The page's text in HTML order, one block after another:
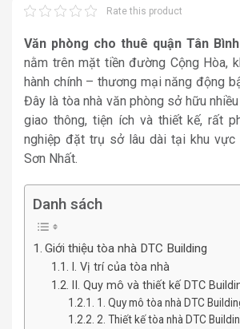
Rate this product
Văn phòng cho thuê quận Tân Bình
nằm trên mặt tiền đường Cộng Hòa,
hành chính – thương mại năng động
Đây là tòa nhà văn phòng sở hữu
giao thông, tiện ích và thiết kế, rất
nghiệp đặt trụ sở lâu dài tại khu vực
Sơn Nhất.
Danh sách
Giới thiệu tòa nhà DTC Building
I. Vị trí của tòa nhà
II. Quy mô và thiết kế DTC
1. Quy mô tòa nhà DTC
2. Thiết kế tòa nhà DTC